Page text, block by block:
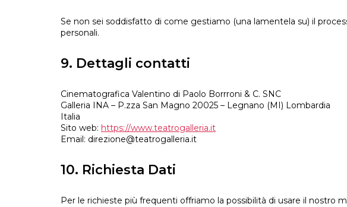
Se non sei soddisfatto di come gestiamo (una lamentela su) il
personali.
9. Dettagli contatti
Cinematografica Valentino di Paolo Borrroni & C. SNC
Galleria INA – P.zza San Magno 20025 – Legnano (MI) Lombardia
Italia
Sito web: https://www.teatrogalleria.it
Email: direzione@teatrogalleria.it
10. Richiesta Dati
Per le richieste più frequenti offriamo la possibilità di usare il nostro